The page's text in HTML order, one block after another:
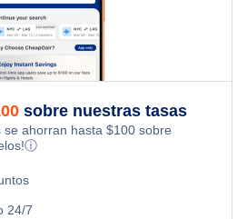
to Singapur
to Tel Aviv
to Estanbul
vacaciones
sobre nuestras tasas
se ahorran hasta $100 sobre
ⓘ
24/7